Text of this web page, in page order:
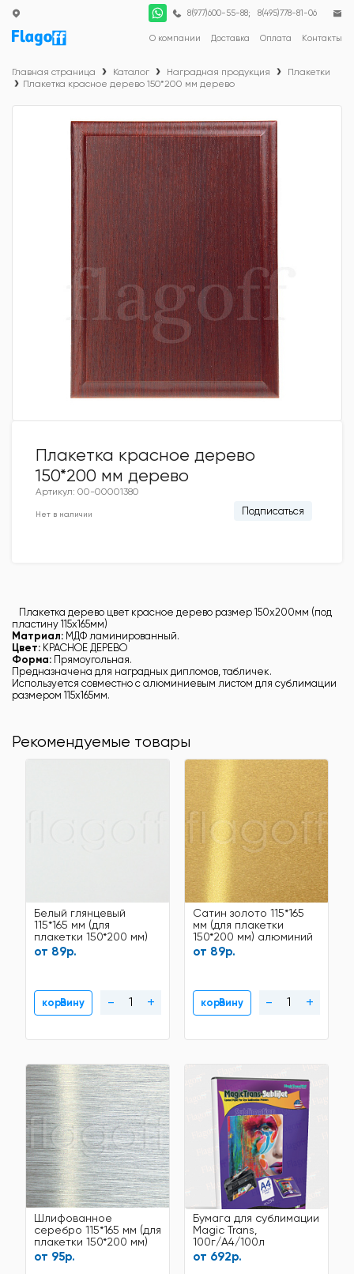
О компании Доставка Оплата Контакты
8(977)600-55-88; 8(495)778-81-06
Главная страница Каталог Наградная продукция
Плакетки
Плакетка красное дерево 150*200 мм дерево
Плакетка красное дерево
150*200 мм дерево
Артикул: 00-00001380
Нет в наличии Подписаться
Плакетка дерево цвет красное дерево размер 150х200мм (под
пластину 115х165мм)
Матриал: МДФ ламинированный.
Цвет: КРАСНОЕ ДЕРЕВО
Форма: Прямоугольная.
Предназначена для наградных дипломов, табличек.
Используется совместно с алюминиевым листом для сублимации
размером 115х165мм.
Рекомендуемые товары
Белый глянцевый
115*165 мм (для
плакетки 150*200 мм)
алюминий для
сублимации
от 89р.
В корзину - +
Сатин золото 115*165
мм (для плакетки
150*200 мм) алюминий
для сублимации
от 89р.
В корзину - +
Шлифованное
серебро 115*165 мм (для
плакетки 150*200 мм)
алюминий для
сублимации
от 95р.
Бумага для сублимации
Magic Trans,
100г/A4/100л
от 692р.